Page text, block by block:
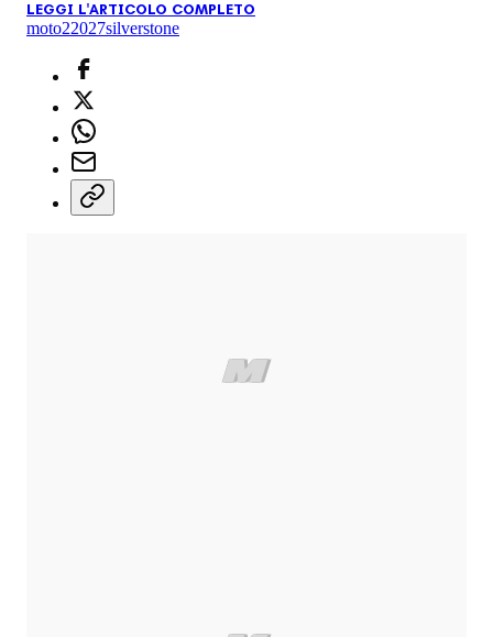
LEGGI L'ARTICOLO COMPLETO
moto22027silverstone